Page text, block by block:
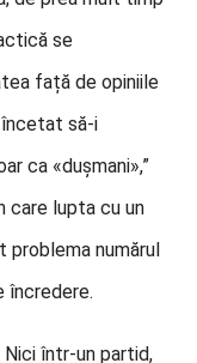
se
față de opiniile
să-i
ca «dușmani»,”
care lupta cu un
problema numărul
încredere.
Nici într-un partid,